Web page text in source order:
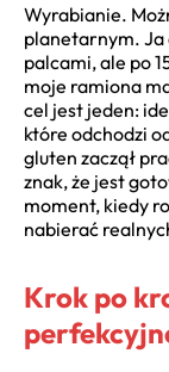
Wyrabianie.
planetarnym. Ja
palcami, ale po
moje ramiona
cel jest jeden:
które odchodzi
gluten zaczął
znak, że jest
moment, kiedy
nabierać
Krok po